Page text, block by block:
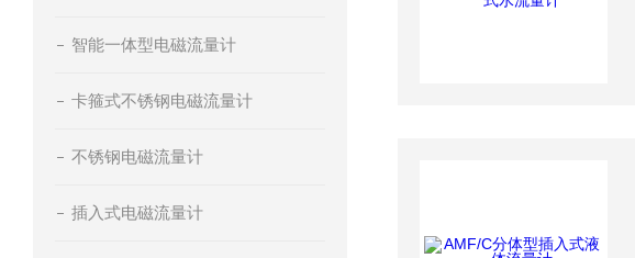
智能一体型电磁流量计
卡箍式不锈钢电磁流量计
不锈钢电磁流量计
插入式电磁流量计